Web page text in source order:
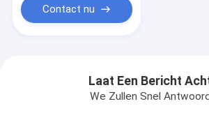
Contact nu
Laat Een Bericht
We Zullen Snel